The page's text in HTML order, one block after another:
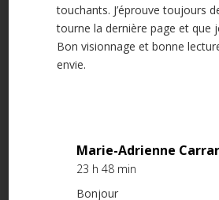
touchants. J’éprouve toujours
tourne la dernière page et que
Bon visionnage et bonne
envie.
Marie-Adrienne
23 h 48 min
Bonjour